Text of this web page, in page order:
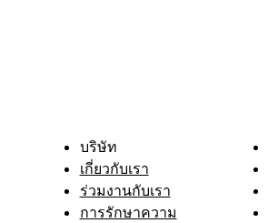
บริษัท
เกี่ยวกับเรา
ร่วมงานกับเรา
การรักษาความ